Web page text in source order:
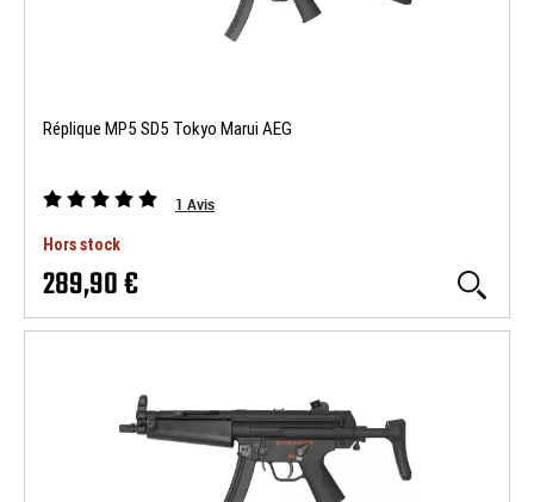
Réplique MP5 SD5 Tokyo Marui AEG
1 Avis
Hors stock
289,90 €